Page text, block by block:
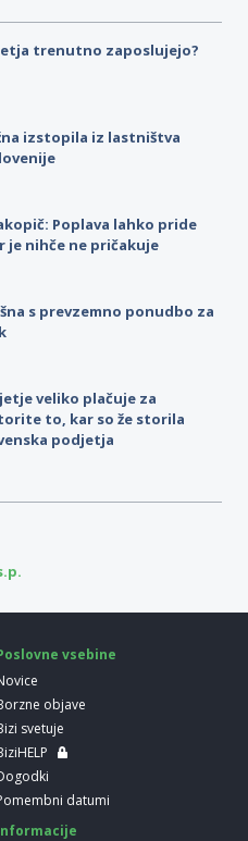
trenutno zaposlujejo?
izstopila iz lastništva
Poplava lahko pride
je nihče ne pričakuje
s prevzemno ponudbo za
veliko plačuje za
to, kar so že storila
podjetja
vsebine
objave
svetuje
datumi